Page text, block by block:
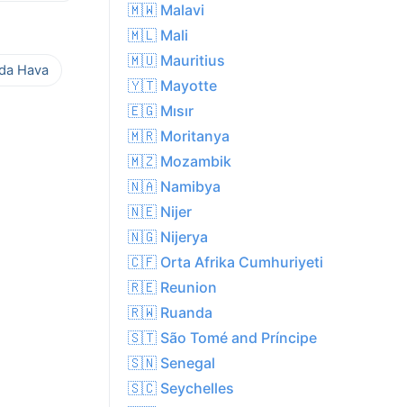
Hava
🇲🇼 Malavi
🇲🇱 Mali
🇲🇺 Mauritius
🇾🇹 Mayotte
🇪🇬 Mısır
🇲🇷 Moritanya
🇲🇿 Mozambik
🇳🇦 Namibya
🇳🇪 Nijer
🇳🇬 Nijerya
🇨🇫 Orta Afrika Cumhuriyeti
🇷🇪 Reunion
🇷🇼 Ruanda
🇸🇹 São Tomé and Príncipe
🇸🇳 Senegal
🇸🇨 Seychelles